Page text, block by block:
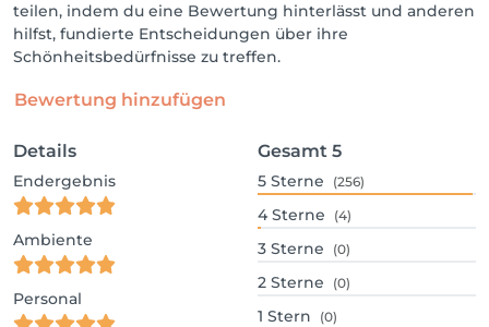
teilen, indem du eine Bewertung hinterlässt und anderen
hilfst, fundierte Entscheidungen über ihre
Schönheitsbedürfnisse zu treffen.
Bewertung hinzufügen
Details
Endergebnis
Ambiente
Personal
Gesamt 5
5 Sterne (256)
4 Sterne (4)
3 Sterne (0)
2 Sterne (0)
1 Stern (0)